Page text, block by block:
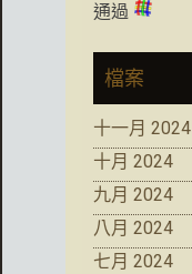
通過
檔案
十一月 2024
十月 2024
九月 2024
八月 2024
七月 2024